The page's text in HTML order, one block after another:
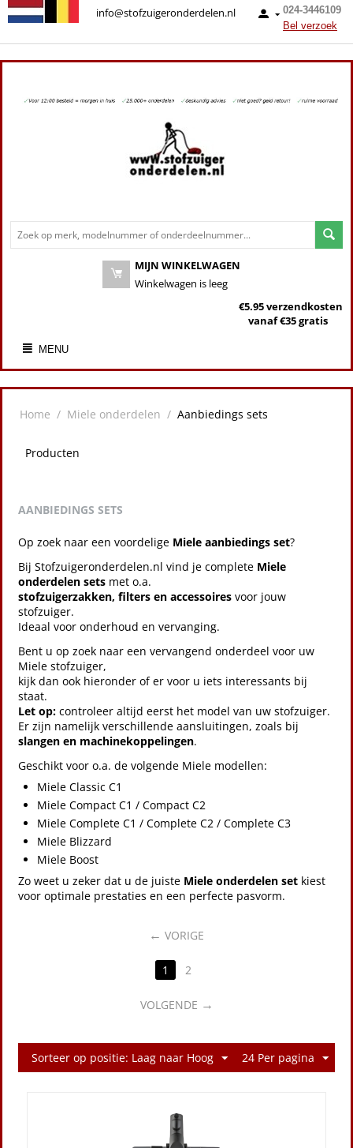
024-3446109
Bel verzoek
info@stofzuigeronderdelen.nl
MIJN WINKELWAGEN
Winkelwagen is leeg
€5.95 verzendkosten
vanaf €35 gratis
MENU
Home / Miele onderdelen / Aanbiedings sets
Producten
AANBIEDINGS SETS
Op zoek naar een voordelige Miele aanbiedings set?
Bij Stofzuigeronderdelen.nl vind je complete Miele
onderdelen sets met o.a.
stofzuigerzakken, filters en accessoires voor jouw
stofzuiger.
Ideaal voor onderhoud en vervanging.
Bent u op zoek naar een vervangend onderdeel voor uw
Miele stofzuiger,
kijk dan ook hieronder of er voor u iets interessants bij
staat.
Let op: controleer altijd eerst het model van uw stofzuiger.
Er zijn namelijk verschillende aansluitingen, zoals bij
slangen en machinekoppelingen.
Geschikt voor o.a. de volgende Miele modellen:
Miele Classic C1
Miele Compact C1 / Compact C2
Miele Complete C1 / Complete C2 / Complete C3
Miele Blizzard
Miele Boost
Zo weet u zeker dat u de juiste Miele onderdelen set kiest
voor optimale prestaties en een perfecte pasvorm.
VORIGE
1 2
VOLGENDE
Sorteer op positie: Laag naar Hoog 24 Per pagina